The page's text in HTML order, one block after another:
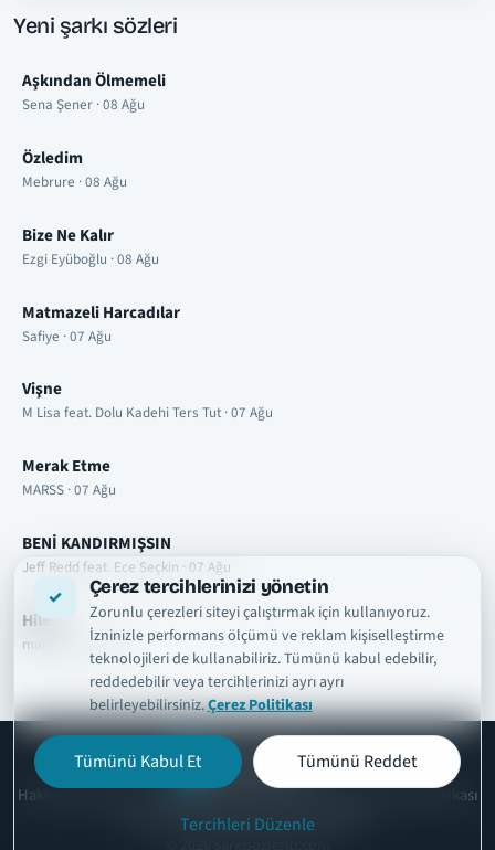
Çerez tercihlerinizi yönetin
Zorunlu çerezleri siteyi çalıştırmak için kullanıyoruz.
İzninizle performans ölçümü ve reklam kişiselleştirme
teknolojileri de kullanabiliriz. Tümünü kabul edebilir,
reddedebilir veya tercihlerinizi ayrı ayrı
belirleyebilirsiniz.Çerez Politikası
Tümünü Kabul Et Tümünü Reddet
Tercihleri Düzenle
Yeni şarkı sözleri
Aşkından Ölmemeli
Sena Şener · 08 Ağu
Özledim
Mebrure · 08 Ağu
Bize Ne Kalır
Ezgi Eyüboğlu · 08 Ağu
Matmazeli Harcadılar
Safiye · 07 Ağu
Vişne
M Lisa feat. Dolu Kadehi Ters Tut · 07 Ağu
Merak Etme
MARSS · 07 Ağu
BENİ KANDIRMIŞSIN
Jeff Redd feat. Ece Seçkin · 07 Ağu
Hileli
manifest · 07 Ağu
şarkısözleritr
HakkımızdaTelif ve İçerik Kaldırma Kullanım ŞartlarıGizlilik Politikası
Çerez PolitikasıİletişimÇerez Ayarları